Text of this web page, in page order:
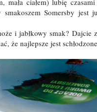
mała ciałem) lubię
Somersby jest
i jabłkowy smak?
że najlepsze jest